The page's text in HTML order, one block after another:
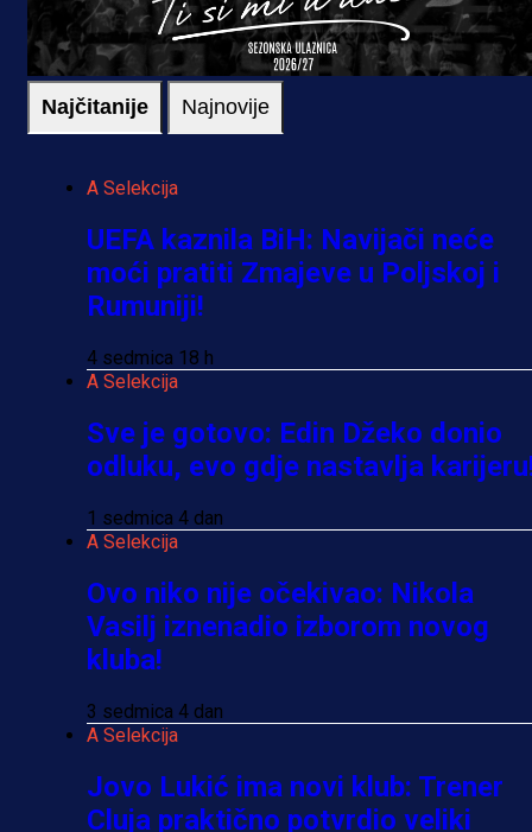
Najčitanije Najnovije
A Selekcija
UEFA kaznila BiH: Navijači neće
moći pratiti Zmajeve u Poljskoj i
Rumuniji!
4 sedmica 18 h
A Selekcija
Sve je gotovo: Edin Džeko donio
odluku, evo gdje nastavlja
1 sedmica 4 dan
A Selekcija
Ovo niko nije očekivao: Nikola
Vasilj iznenadio izborom novog
kluba!
3 sedmica 4 dan
A Selekcija
Jovo Lukić ima novi klub: Trener
Cluja praktično potvrdio veliki